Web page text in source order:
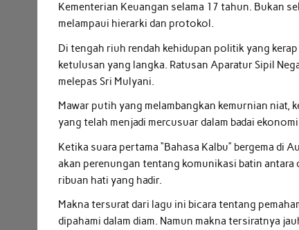
Kementerian Keuangan selama 17 tahun. Bukan
melampaui hierarki dan protokol.
Di tengah riuh rendah kehidupan politik yang
ketulusan yang langka. Ratusan Aparatur Sipil
melepas Sri Mulyani.
Mawar putih yang melambangkan kemurnian
yang telah menjadi mercusuar dalam badai
Ketika suara pertama “Bahasa Kalbu” bergema di
akan perenungan tentang komunikasi batin
ribuan hati yang hadir.
Makna tersurat dari lagu ini bicara tentang
dipahami dalam diam. Namun makna tersiratnya